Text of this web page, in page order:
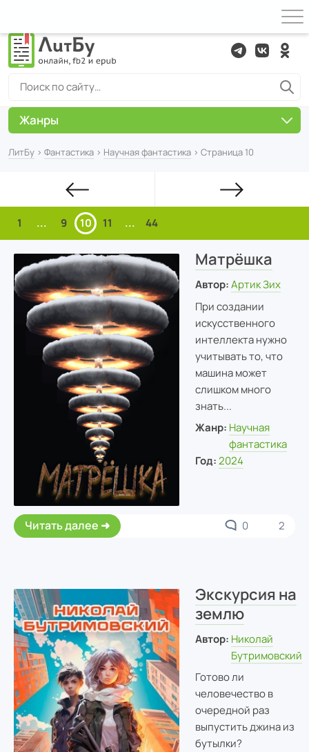
ЛитБу › Фантастика › Научная фантастика › Страница 10
1 ... 9 10 11 ... 44
Матрёшка
Автор: Артик Зих
При создании
искусственного
интеллекта нужно
учитывать то, что
машина может
слишком много
знать...
Жанр: Научная
фантастика
Год: 2024
Читать далее 0 2
Экскурсия на
землю
Автор: Николай
Бутримовский
Готово ли
человечество в
очередной раз
выпустить джина из
бутылки?
Жанры